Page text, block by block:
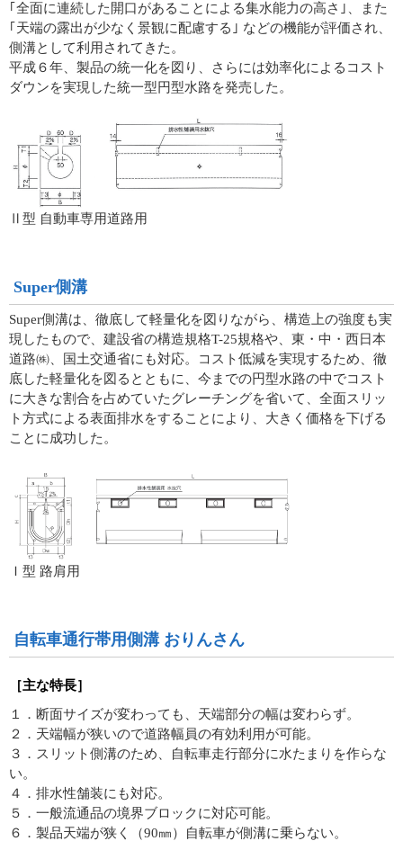
｢全面に連続した開口があることによる集水能力の高さ｣、また
｢天端の露出が少なく景観に配慮する｣ などの機能が評価され、
側溝として利用されてきた。
平成６年、製品の統一化を図り、さらには効率化によるコスト
ダウンを実現した統一型円型水路を発売した。
Ⅱ型 自動車専用道路用
Super側溝
Super側溝は、徹底して軽量化を図りながら、構造上の強度も実
現したもので、建設省の構造規格T-25規格や、東・中・西日本
道路㈱、国土交通省にも対応。コスト低減を実現するため、徹
底した軽量化を図るとともに、今までの円型水路の中でコスト
に大きな割合を占めていたグレーチングを省いて、全面スリッ
ト方式による表面排水をすることにより、大きく価格を下げる
ことに成功した。
Ｉ型 路肩用
自転車通行帯用側溝 おりんさん
［主な特長］
１．断面サイズが変わっても、天端部分の幅は変わらず。
２．天端幅が狭いので道路幅員の有効利用が可能。
３．スリット側溝のため、自転車走行部分に水たまりを作らな
い。
４．排水性舗装にも対応。
５．一般流通品の境界ブロックに対応可能。
６．製品天端が狭く（90㎜）自転車が側溝に乗らない。